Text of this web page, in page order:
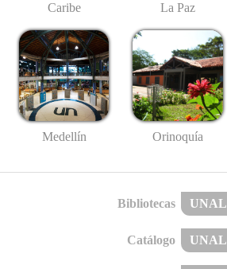
Caribe La Paz
Medellín Orinoquía
Bibliotecas UNAL
Catálogo UNAL